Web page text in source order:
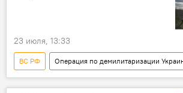
23 июля, 13:33
ВС РФ
Операция по демилитаризации
Россия
Украина